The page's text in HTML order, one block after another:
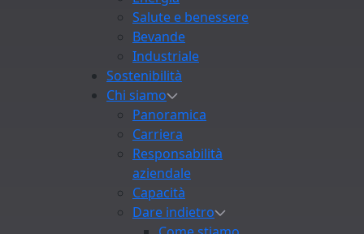
Salute e benessere
Bevande
Industriale
Sostenibilità
Chi siamo
Panoramica
Carriera
Responsabilità
aziendale
Capacità
Dare indietro